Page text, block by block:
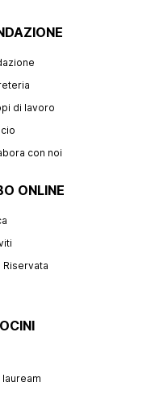
di lavoro
con noi
ONLINE
Riservata
lauream